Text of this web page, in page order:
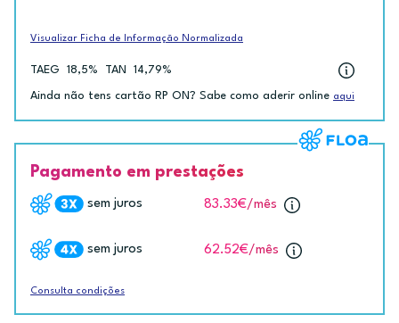
Visualizar Ficha de Informação Normalizada
TAEG 18,5% TAN 14,79%
Ainda não tens cartão RP ON? Sabe como aderir online aqui
Pagamento em prestações
sem juros 83.33€/mês
sem juros 62.52€/mês
Consulta condições